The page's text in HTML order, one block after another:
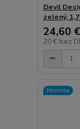
Devil
zelený,
24,60 €
20 € bez
Novinka